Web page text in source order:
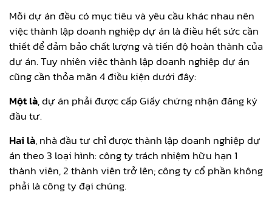
Mỗi dự án đều có mục tiêu và yêu cầu khác nhau nên
việc thành lập doanh nghiệp dự án là điều hết sức cần
thiết để đảm bảo chất lượng và tiến độ hoàn thành của
dự án. Tuy nhiên việc thành lập doanh nghiệp dự án
cũng cần thỏa mãn 4 điều kiện dưới đây:
Một là, dự án phải được cấp Giấy chứng nhận đăng ký
đầu tư.
Hai là, nhà đầu tư chỉ được thành lập doanh nghiệp dự
án theo 3 loại hình: công ty trách nhiệm hữu hạn 1
thành viên, 2 thành viên trở lên; công ty cổ phần không
phải là công ty đại chúng.